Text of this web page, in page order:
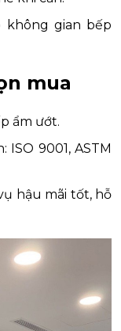
không gian bếp
mua
ẩm ướt.
9001, ASTM
hậu mãi tốt, hỗ